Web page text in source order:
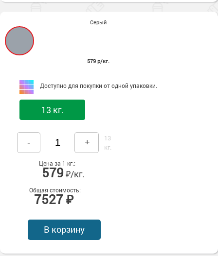
Сопутствующие товары
Морозостойкие краски для фасада
Сопутствующие товары
Серый
579 р/кг.
Доступно для покупки от одной упаковки.
13 кг.
- +
13
кг.
Цена за 1 кг.:
579 ₽/кг.
Общая стоимость:
7527 ₽
В корзину